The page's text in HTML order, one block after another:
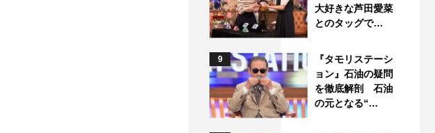
大好きな芦田愛菜
とのタッグで…
9
『タモリステーシ
ョン』石油の疑問
を徹底解剖 石油
の元となる“…